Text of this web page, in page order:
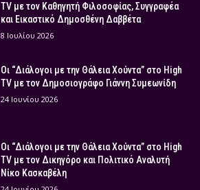
TV με τον Καθηγητή Φιλοσοφίας, Συγγραφέα
και Εικαστικό Δημοσθένη Δαββέτα
8 Ιουλίου 2026
Οι “Διάλογοι με την Θάλεια Χούντα” στο High
TV με τον Δημοσιογράφο Γιάννη Συμεωνίδη
24 Ιουνίου 2026
Οι “Διάλογοι με την Θάλεια Χούντα” στο High
TV με τον Δικηγόρο και Πολιτικό Αναλυτή
Νίκο Κασκαβέλη